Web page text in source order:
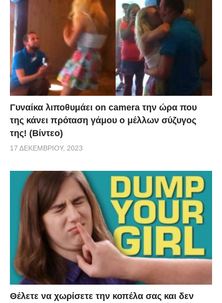
Γυναίκα λιποθυμάει on camera την ώρα που
της κάνει πρόταση γάμου ο μέλλων σύζυγος
της! (Βίντεο)
17 ΔΕΚΕΜΒΡΊΟΥ, 2023
Θέλετε να χωρίσετε την κοπέλα σας και δεν